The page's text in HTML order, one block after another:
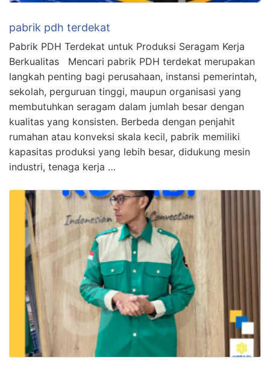
pabrik pdh terdekat
Pabrik PDH Terdekat untuk Produksi Seragam Kerja
Berkualitas Mencari pabrik PDH terdekat merupakan
langkah penting bagi perusahaan, instansi pemerintah,
sekolah, perguruan tinggi, maupun organisasi yang
membutuhkan seragam dalam jumlah besar dengan
kualitas yang konsisten. Berbeda dengan penjahit
rumahan atau konveksi skala kecil, pabrik memiliki
kapasitas produksi yang lebih besar, didukung mesin
industri, tenaga kerja …